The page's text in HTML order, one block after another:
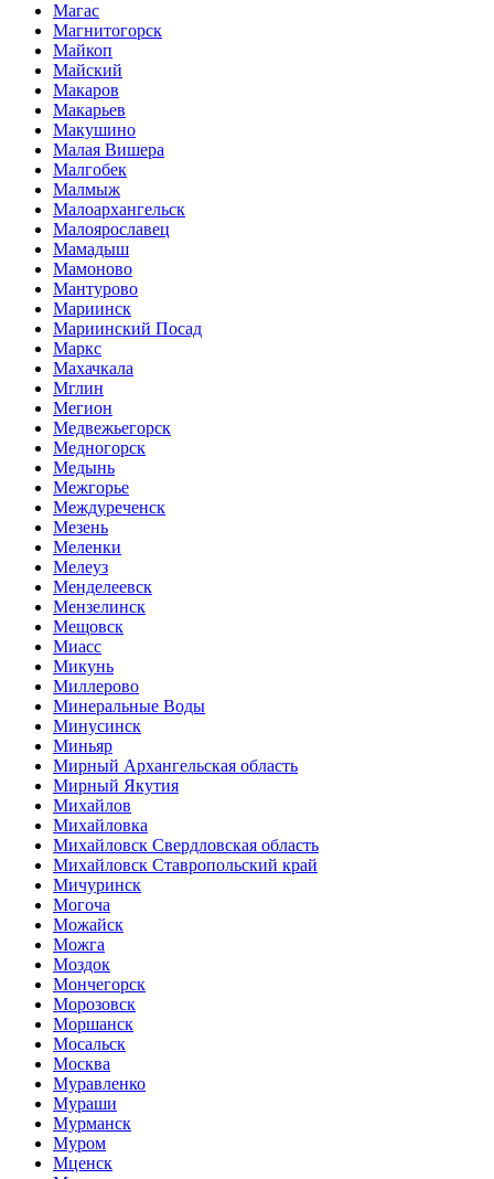
Магас
Магнитогорск
Майкоп
Майский
Макаров
Макарьев
Макушино
Малая Вишера
Малгобек
Малмыж
Малоархангельск
Малоярославец
Мамадыш
Мамоново
Мантурово
Мариинск
Мариинский Посад
Маркс
Махачкала
Мглин
Мегион
Медвежьегорск
Медногорск
Медынь
Межгорье
Междуреченск
Мезень
Меленки
Мелеуз
Менделеевск
Мензелинск
Мещовск
Миасс
Микунь
Миллерово
Минеральные Воды
Минусинск
Миньяр
Мирный Архангельская область
Мирный Якутия
Михайлов
Михайловка
Михайловск Свердловская область
Михайловск Ставропольский край
Мичуринск
Могоча
Можайск
Можга
Моздок
Мончегорск
Морозовск
Моршанск
Мосальск
Москва
Муравленко
Мураши
Мурманск
Муром
Мценск